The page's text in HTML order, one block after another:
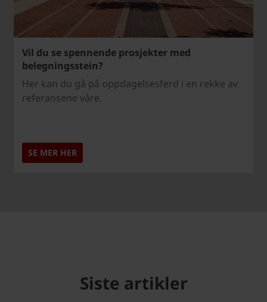
Vil du se spennende prosjekter med
belegningsstein?
Her kan du gå på oppdagelsesferd i en rekke av
referansene våre.
SE MER HER
Siste artikler